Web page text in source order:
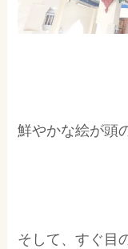
鮮やかな絵が頭
そして、すぐ目